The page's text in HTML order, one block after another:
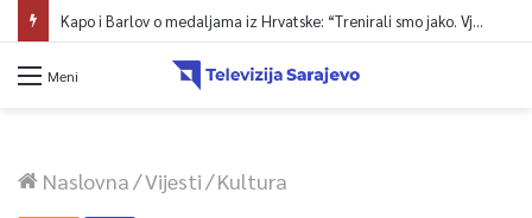
Meni
Naslovna/Vijesti/Kultura